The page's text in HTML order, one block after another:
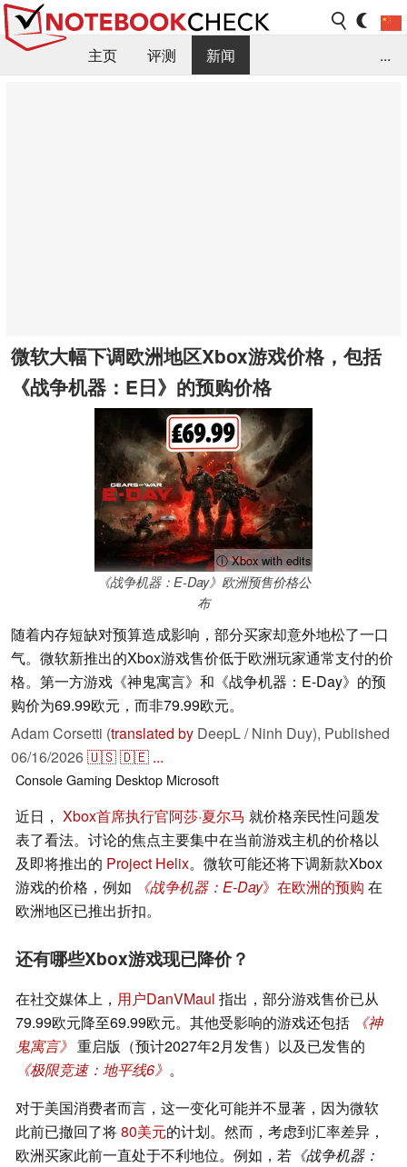
主页 评测
新闻
...
微软大幅下调欧洲地区Xbox游戏价格，包括
《战争机器：E日》的预购价格
ⓘ Xbox with edits
《战争机器：E-Day》欧洲预售价格公
布
随着内存短缺对预算造成影响，部分买家却意外地松了一口
气。微软新推出的Xbox游戏售价低于欧洲玩家通常支付的价
格。第一方游戏《神鬼寓言》和《战争机器：E-Day》的预
购价为69.99欧元，而非79.99欧元。
Adam Corsetti (translated by DeepL / Ninh Duy), Published
06/16/2026🇺🇸🇩🇪 ...
ConsoleGaming Desktop Microsoft
近日， Xbox首席执行官阿莎·夏尔马 就价格亲民性问题发
表了看法。讨论的焦点主要集中在当前游戏主机的价格以
及即将推出的 Project Helix。微软可能还将下调新款Xbox
游戏的价格，例如
《战争机器：E-Day》在欧洲的预购 在
欧洲地区已推出折扣。
还有哪些Xbox游戏现已降价？
在社交媒体上， 用户DanVMaul 指出，部分游戏售价已从
79.99欧元降至69.99欧元。其他受影响的游戏还包括
《神
鬼寓言》 重启版（预计2027年2月发售）以及已发售的
《极限竞速：地平线6》 。
对于美国消费者而言，这一变化可能并不显著，因为微软
此前已撤回了将80美元的计划。然而，考虑到汇率差异，
欧洲买家此前一直处于不利地位。例如，若 《战争机器：